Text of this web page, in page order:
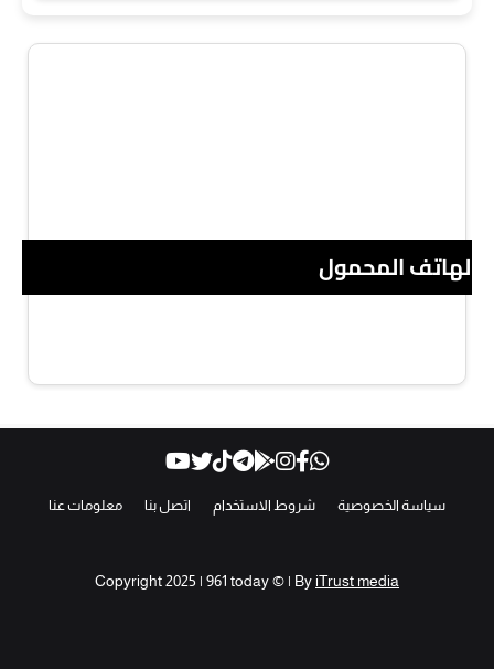
الهاتف المحمول
سياسة الخصوصية شروط الاستخدام اتصل بنا معلومات عنا
Copyright 2025 | 961 today © | By iTrust media